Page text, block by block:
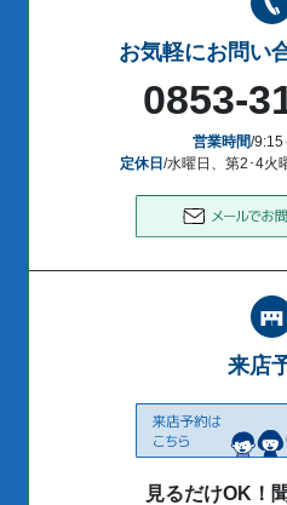
お気軽にお問い
0853-
営業時間/
定休日/水曜日、第2･4火
来店
見るだけOK！